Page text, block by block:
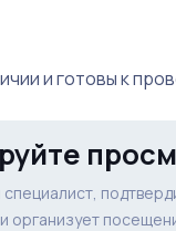
и готовы к
организует